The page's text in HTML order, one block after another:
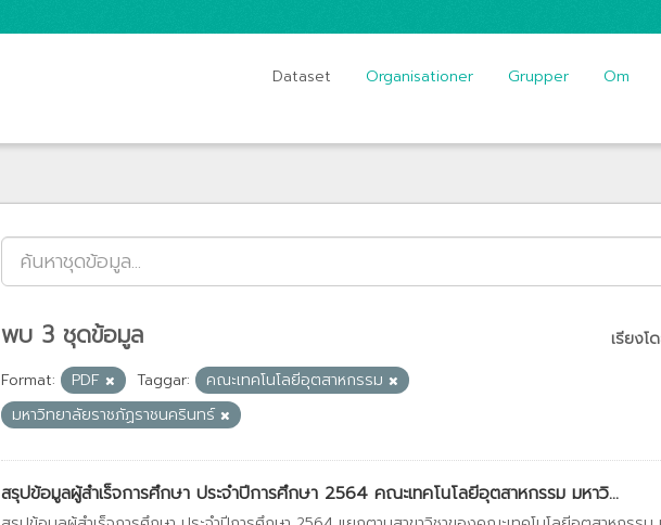
Dataset Organisationer Grupper Om
เรียงโ
พบ 3 ชุดข้อมูล
Format: PDF Taggar:
คณะเทคโนโลยีอุตสาหกรรม
มหาวิทยาลัยราชภัฏราชนครินทร์
สรุปข้อมูลผู้สำเร็จการศึกษา ประจำปีการศึกษา 2564 คณะเทคโนโลยีอุตสาหกรรม มหาวิ...